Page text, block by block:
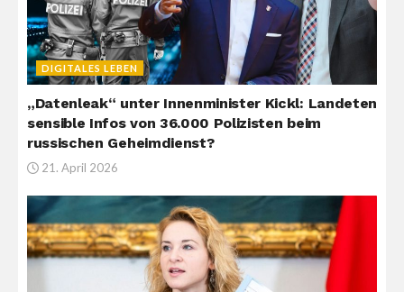
DIGITALES LEBEN
„Datenleak“ unter Innenminister Kickl: Landeten
sensible Infos von 36.000 Polizisten beim
russischen Geheimdienst?
21. April 2026